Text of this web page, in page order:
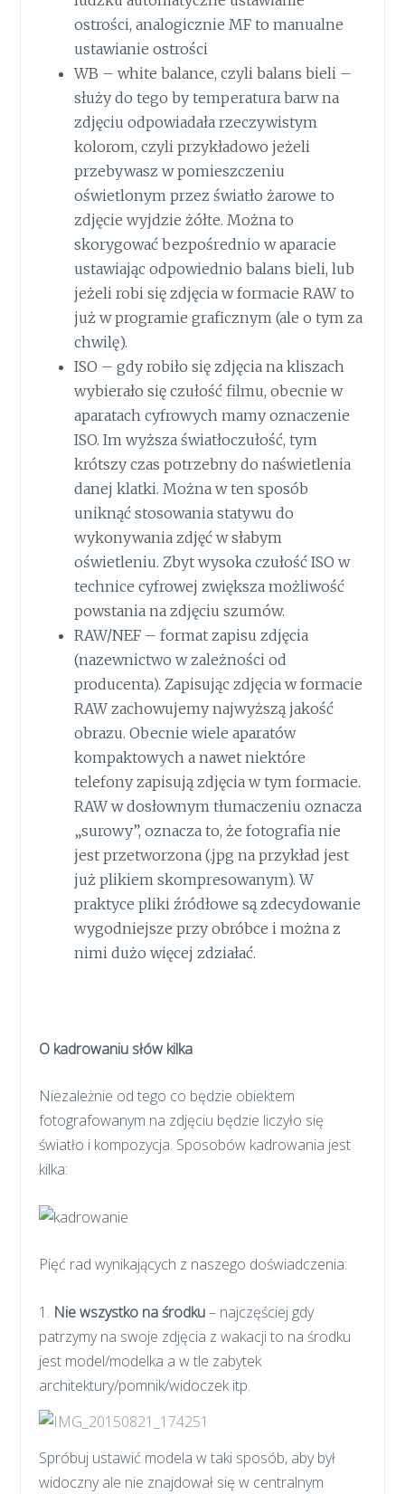
ostrości, analogicznie MF to manualne
ustawianie ostrości
WB – white balance, czyli balans bieli –
służy do tego by temperatura barw na
zdjęciu odpowiadała rzeczywistym
kolorom, czyli przykładowo jeżeli
przebywasz w pomieszczeniu
oświetlonym przez światło żarowe to
zdjęcie wyjdzie żółte. Można to
skorygować bezpośrednio w aparacie
ustawiając odpowiednio balans bieli, lub
jeżeli robi się zdjęcia w formacie RAW to
już w programie graficznym (ale o tym za
chwilę).
ISO – gdy robiło się zdjęcia na kliszach
wybierało się czułość filmu, obecnie w
aparatach cyfrowych mamy oznaczenie
ISO. Im wyższa światłoczułość, tym
krótszy czas potrzebny do naświetlenia
danej klatki. Można w ten sposób
uniknąć stosowania statywu do
wykonywania zdjęć w słabym
oświetleniu. Zbyt wysoka czułość ISO w
technice cyfrowej zwiększa możliwość
powstania na zdjęciu szumów.
RAW/NEF – format zapisu zdjęcia
(nazewnictwo w zależności od
producenta). Zapisując zdjęcia w formacie
RAW zachowujemy najwyższą jakość
obrazu. Obecnie wiele aparatów
kompaktowych a nawet niektóre
telefony zapisują zdjęcia w tym formacie.
RAW w dosłownym tłumaczeniu oznacza
„surowy”, oznacza to, że fotografia nie
jest przetworzona (.jpg na przykład jest
już plikiem skompresowanym). W
praktyce pliki źródłowe są zdecydowanie
wygodniejsze przy obróbce i można z
nimi dużo więcej zdziałać.
O kadrowaniu słów kilka
Niezależnie od tego co będzie obiektem
fotografowanym na zdjęciu będzie liczyło się
światło i kompozycja. Sposobów kadrowania jest
kilka:
Pięć rad wynikających z naszego doświadczenia:
1. Nie wszystko na środku– najczęściej gdy
patrzymy na swoje zdjęcia z wakacji to na środku
jest model/modelka a w tle zabytek
architektury/pomnik/widoczek itp.
Spróbuj ustawić modela w taki sposób, aby był
widoczny ale nie znajdował się w centralnym